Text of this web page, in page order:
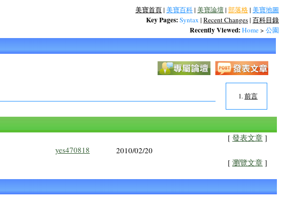
美寶首頁| 美寶百科| 美寶論壇| 部落格| 美寶地圖
Key Pages:Syntax | Recent Changes| 百科目錄
Recently Viewed:Home> 公園
前言
[ 發表文章 ]
yes470818 2010/02/20
[ 瀏覽文章 ]